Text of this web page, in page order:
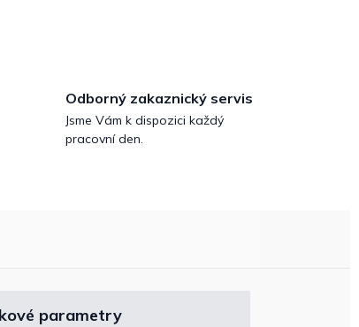
Odborný zakaznický servis
Jsme Vám k dispozici každý
pracovní den.
parametry